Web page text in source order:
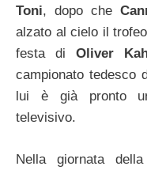
Toni, dopo che
alzato al cielo il
festa diOliver
campionato tedesco
lui è già pronto
televisivo.
Nella giornata